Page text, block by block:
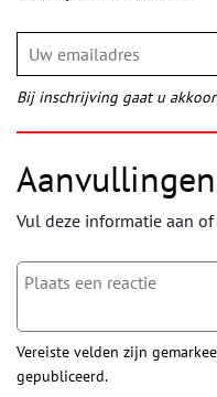
Bij inschrijving gaat u
Aanvullingen
Vul deze informatie aan
Vereiste velden zijn
gepubliceerd.